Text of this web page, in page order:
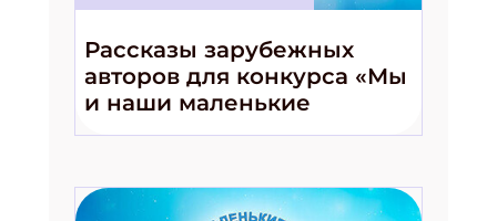
Рассказы зарубежных
авторов для конкурса «Мы
и наши маленькие
волшебники!»